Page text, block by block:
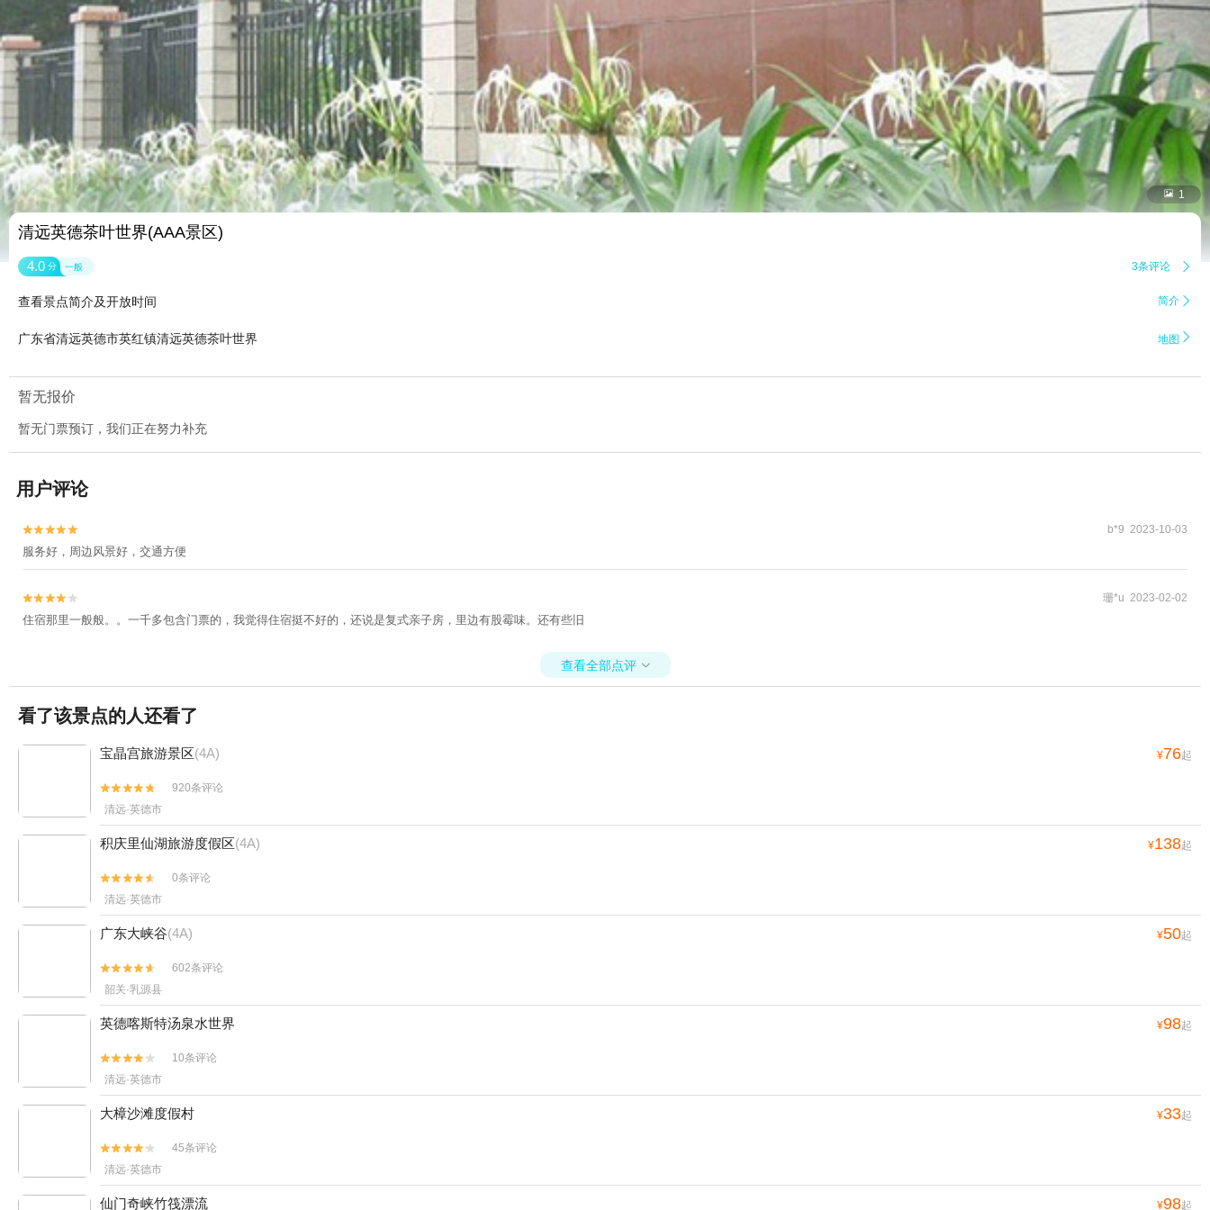
 1
清远英德茶叶世界(AAA景区)
4.0 分 一般 3条评论 
查看景点简介及开放时间 简介 
广东省清远英德市英红镇清远英德茶叶世界 地图 
暂无报价
暂无门票预订，我们正在努力补充
用户评论

 b*9 2023-10-03
服务好，周边风景好，交通方便

 珊*u 2023-02-02
住宿那里一般般。。一千多包含门票的，我觉得住宿挺不好的，还说是复式亲子房，里边有股霉味。还有些旧
查看全部点评 
看了该景点的人还看了
宝晶宫旅游景区(4A) ¥76起


920条评论
清远·英德市
积庆里仙湖旅游度假区(4A) ¥138起


0条评论
清远·英德市
广东大峡谷(4A) ¥50起


602条评论
韶关·乳源县
英德喀斯特汤泉水世界 ¥98起


10条评论
清远·英德市
大樟沙滩度假村 ¥33起


45条评论
清远·英德市
仙门奇峡竹筏漂流 ¥98起